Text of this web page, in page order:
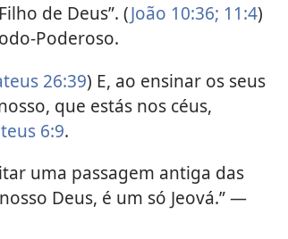
de Deus”. (João 10:36; 11:4)
Poderoso.
26:39) E, ao ensinar os seus
que estás nos céus,
6:9.
uma passagem antiga das
Deus, é um só Jeová.” —